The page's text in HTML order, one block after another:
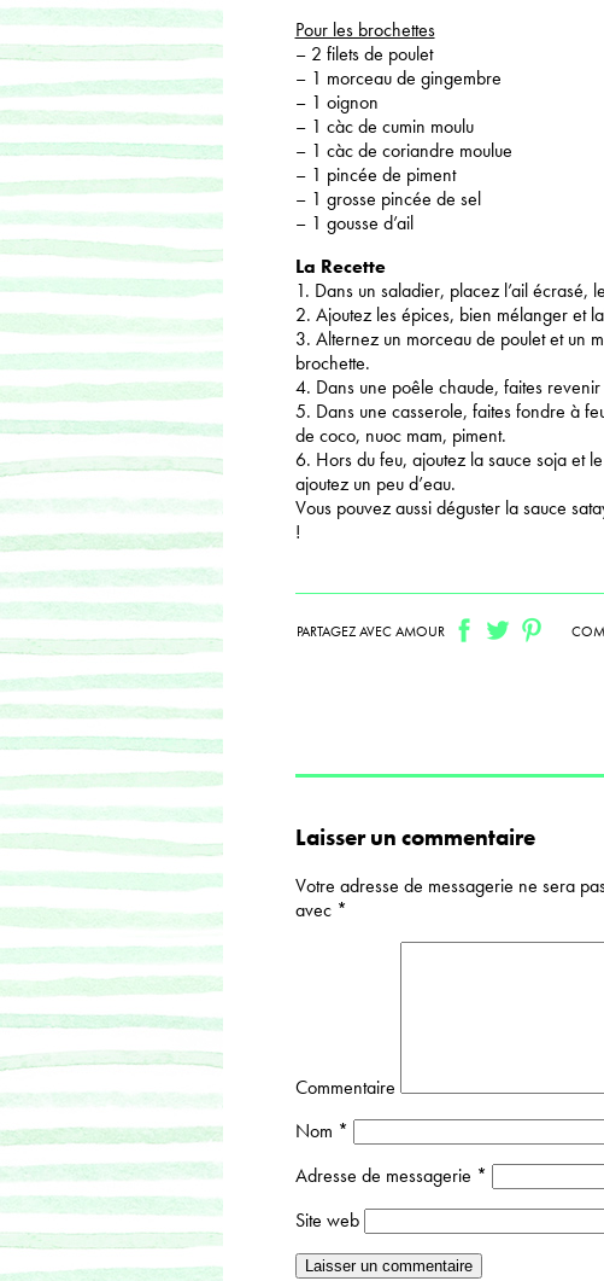
Pour les brochettes
– 2 filets de poulet
– 1 morceau de gingembre
– 1 oignon
– 1 càc de cumin moulu
– 1 càc de coriandre moulue
– 1 pincée de piment
– 1 grosse pincée de sel
– 1 gousse d’ail
La Recette
1. Dans un saladier, placez l’ail
2. Ajoutez les épices, bien mélanger et
3. Alternez un morceau de poulet et un
brochette.
4. Dans une poêle chaude, faites
5. Dans une casserole, faites fondre à
de coco, nuoc mam, piment.
6. Hors du feu, ajoutez la sauce soja et
ajoutez un peu d’eau.
Vous pouvez aussi déguster la sauce
!
PARTAGEZ AVEC AMOUR
Laisser un commentaire
Votre adresse de messagerie ne sera
avec *
Commentaire
Nom *
Adresse de messagerie *
Site web